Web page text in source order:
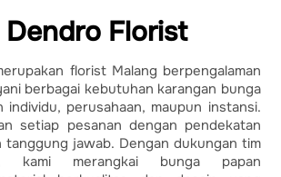
Florist
florist Malang berpengalaman
berbagai kebutuhan karangan bunga
individu, perusahaan, maupun instansi.
setiap pesanan dengan pendekatan
tanggung jawab. Dengan dukungan tim
kami merangkai bunga papan